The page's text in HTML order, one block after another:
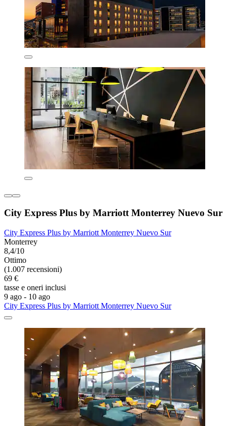
City Express Plus by Marriott Monterrey Nuevo Sur
City Express Plus by Marriott Monterrey Nuevo Sur
Monterrey
8,4/10
Ottimo
(1.007 recensioni)
69 €
tasse e oneri inclusi
9 ago - 10 ago
City Express Plus by Marriott Monterrey Nuevo Sur